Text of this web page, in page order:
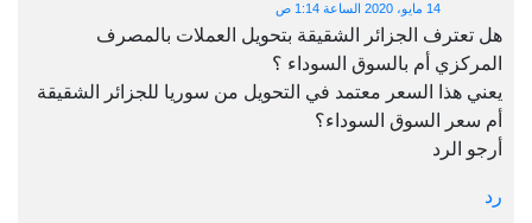
14 مايو، 2020 الساعة 1:14 ص
هل تعترف الجزائر الشقيقة بتحويل العملات بالمصرف
المركزي أم بالسوق السوداء ؟
يعني هذا السعر معتمد في التحويل من سوريا للجزائر الشقيقة
أم سعر السوق السوداء؟
أرجو الرد
رد